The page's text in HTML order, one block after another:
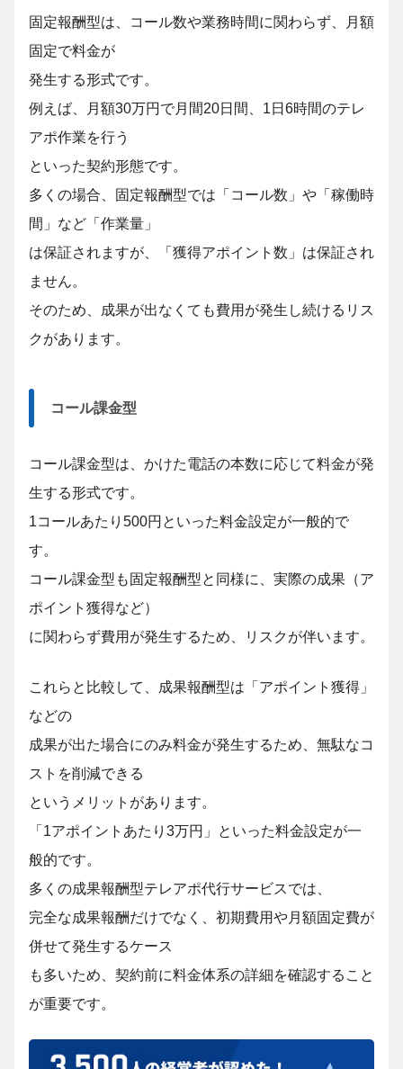
固定報酬型は、コール数や業務時間に関わらず、月額
固定で料金が
発生する形式です。
例えば、月額30万円で月間20日間、1日6時間のテレ
アポ作業を行う
といった契約形態です。
多くの場合、固定報酬型では「コール数」や「稼働時
間」など「作業量」
は保証されますが、「獲得アポイント数」は保証され
ません。
そのため、成果が出なくても費用が発生し続けるリス
クがあります。
コール課金型
コール課金型は、かけた電話の本数に応じて料金が発
生する形式です。
1コールあたり500円といった料金設定が一般的で
す。
コール課金型も固定報酬型と同様に、実際の成果（ア
ポイント獲得など）
に関わらず費用が発生するため、リスクが伴います。
これらと比較して、成果報酬型は「アポイント獲得」
などの
成果が出た場合にのみ料金が発生するため、無駄なコ
ストを削減できる
というメリットがあります。
「1アポイントあたり3万円」といった料金設定が一
般的です。
多くの成果報酬型テレアポ代行サービスでは、
完全な成果報酬だけでなく、初期費用や月額固定費が
併せて発生するケース
も多いため、契約前に料金体系の詳細を確認すること
が重要です。